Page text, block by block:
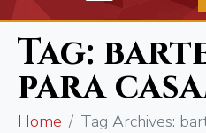
Tag:
para
Home Tag Archives: